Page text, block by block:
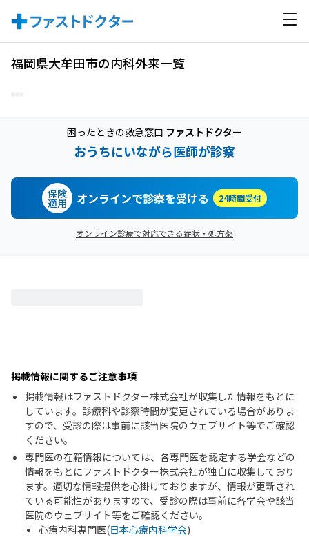
福岡県大牟田市の内科外来一覧
困ったときの救急窓口 ファストドクター
おうちにいながら医師が診察
保険
適用 オンラインで診察を受ける 24時間受付
オンライン診療で対応できる症状・処方薬
掲載情報に関するご注意事項
掲載情報はファストドクター株式会社が収集した情報をもとに
しています。診療科や診察時間が変更されている場合がありま
すので、受診の際は事前に該当医院のウェブサイト等でご確認
ください。
専門医の在籍情報については、各専門医を認定する学会などの
情報をもとにファストドクター株式会社が独自に収集しており
ます。適切な情報提供を心掛けておりますが、情報が更新され
ている可能性がありますので、受診の際は事前に各学会や該当
医院のウェブサイト等をご確認ください。
心療内科専門医(日本心療内科学会)